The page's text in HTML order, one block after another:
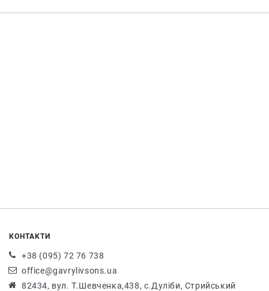
КОНТАКТИ
+38 (095) 72 76 738
office@gavrylivsons.ua
82434, вул. Т.Шевченка,438, с.Дуліби, Стрийський